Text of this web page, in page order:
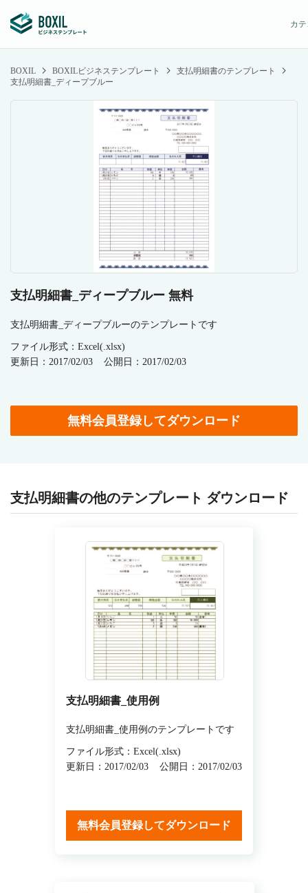
カ
BOXIL BOXILビジネステンプレート
支払明細書のテンプレート
支払明細書_ディープブルー
支払明細書_ディープブルー 無料
支払明細書_ディープブルーのテンプレートです
ファイル形式：Excel(.xlsx)
更新日：2017/02/03
公開日：2017/02/03
無料会員登録してダウンロード
支払明細書の他のテンプレート ダウンロード
支払明細書_使用例
支払明細書_使用例のテンプレートです
ファイル形式：Excel(.xlsx)
更新日：2017/02/03
公開日：2017/02/03
無料会員登録してダウンロード